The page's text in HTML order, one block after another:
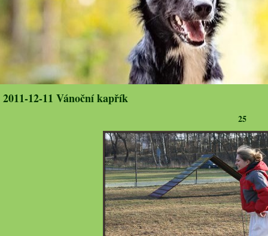
2011-12-11 Vánoční kapřík
25